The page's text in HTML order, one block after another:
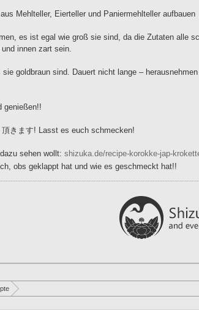
Mehlteller, Eierteller und Paniermehlteller aufbauen
es ist egal wie groß sie sind, da die Zutaten alle
innen zart sein.
goldbraun sind. Dauert nicht lange –
genießen!!
きます! Lasst es euch schmecken!
sehen wollt: shizuka.de/recipe-korokke-jap-
obs geklappt hat und wie es geschmeckt hat!!